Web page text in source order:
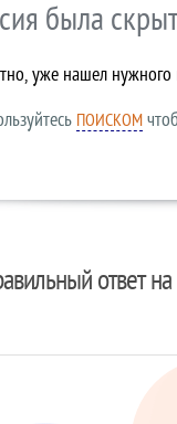
была
уже нашел
ПОИСКОМ
ответ